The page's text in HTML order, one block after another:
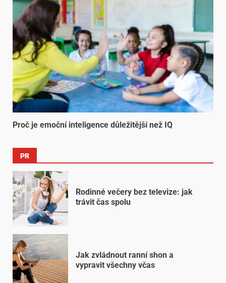
Proč je emoční inteligence důležitější než IQ
PR
Rodinné večery bez televize: jak
trávit čas spolu
Jak zvládnout ranní shon a
vypravit všechny včas